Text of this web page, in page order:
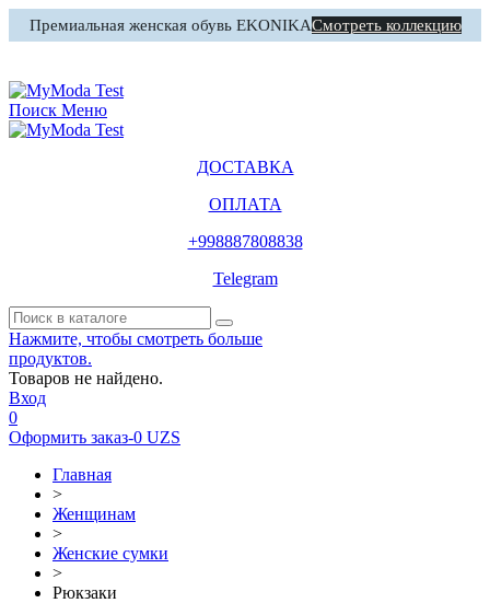
Премиальная женская обувь EKONIKAСмотреть коллекцию
Поиск Меню
ДОСТАВКА
ОПЛАТА
+998887808838
Telegram
Нажмите, чтобы смотреть больше
продуктов.
Товаров не найдено.
Вход
0
Оформить заказ-0 UZS
Главная
>
Женщинам
>
Женские сумки
>
Рюкзаки